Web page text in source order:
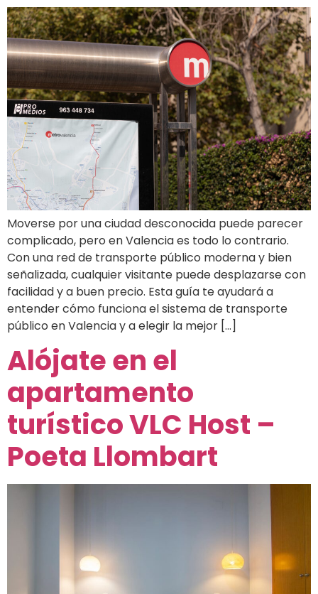
Moverse por una ciudad desconocida puede parecer
complicado, pero en Valencia es todo lo contrario.
Con una red de transporte público moderna y bien
señalizada, cualquier visitante puede desplazarse con
facilidad y a buen precio. Esta guía te ayudará a
entender cómo funciona el sistema de transporte
público en Valencia y a elegir la mejor […]
Alójate en el
apartamento
turístico VLC Host –
Poeta Llombart